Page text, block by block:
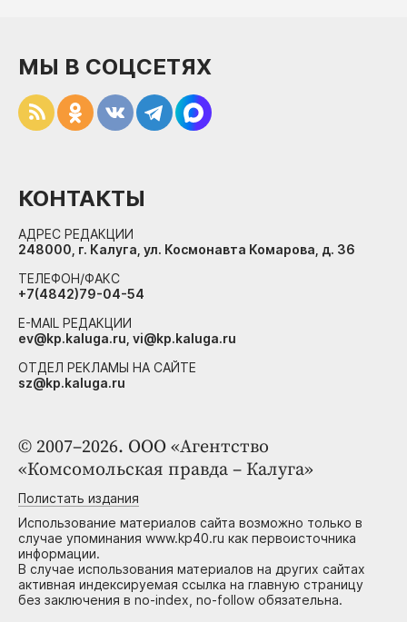
© 2007–2026. ООО «Агентство
«Комсомольская правда – Калуга»
Полистать издания
Использование материалов сайта возможно только в
случае упоминания www.kp40.ru как первоисточника
информации.
В случае использования материалов на других сайтах
активная индексируемая ссылка на главную страницу
без заключения в no-index, no-follow обязательна.
МЫ В СОЦСЕТЯХ
КОНТАКТЫ
АДРЕС РЕДАКЦИИ
248000, г. Калуга, ул. Космонавта Комарова, д. 36
ТЕЛЕФОН/ФАКС
+7(4842)79-04-54
E-MAIL РЕДАКЦИИ
ev@kp.kaluga.ru, vi@kp.kaluga.ru
ОТДЕЛ РЕКЛАМЫ НА САЙТЕ
sz@kp.kaluga.ru